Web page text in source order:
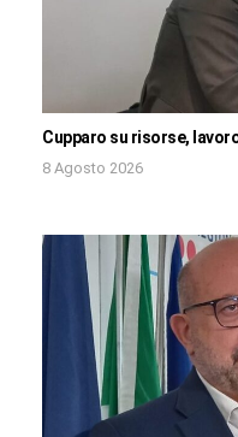
Cupparo su risorse,
8 Agosto 2026